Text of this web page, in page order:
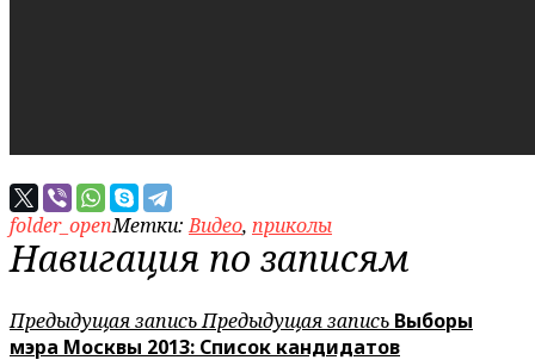
folder_openМетки:Видео, приколы
Навигация по записям
Предыдущая записьПредыдущая запись Выборы
мэра Москвы 2013: Список кандидатов